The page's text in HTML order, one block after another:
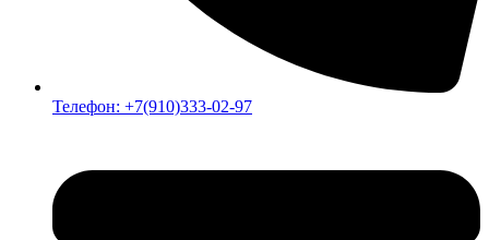
Телефон: +7(910)333-02-97